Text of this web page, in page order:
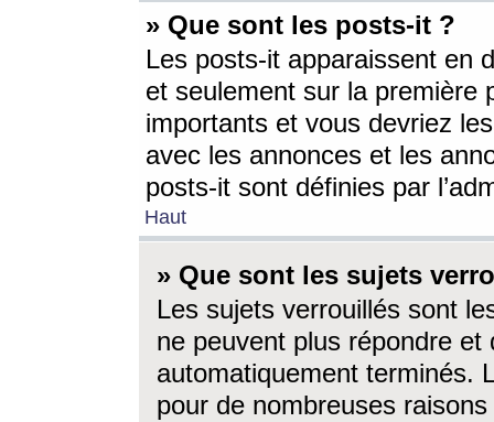
» Que sont les posts-it ?
Les posts-it apparaissent en
et seulement sur la première
importants et vous devriez
avec les annonces et les
posts-it sont définies par
Haut
» Que sont les sujets
Les sujets verrouillés sont
ne peuvent plus répondre
automatiquement terminés.
pour de nombreuses